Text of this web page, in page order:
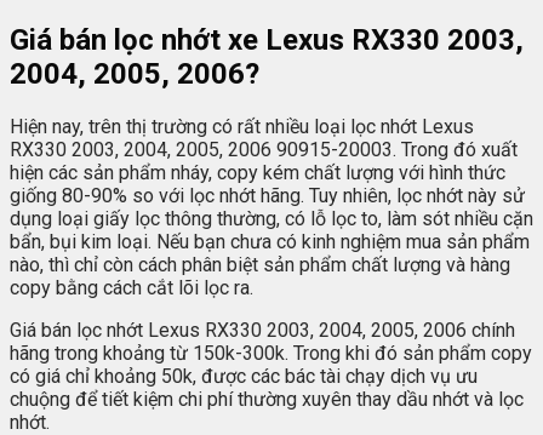
Giá bán lọc nhớt xe Lexus RX330 2003,
2004, 2005, 2006?
Hiện nay, trên thị trường có rất nhiều loại lọc nhớt Lexus
RX330 2003, 2004, 2005, 2006 90915-20003. Trong đó xuất
hiện các sản phẩm nháy, copy kém chất lượng với hình thức
giống 80-90% so với lọc nhớt hãng. Tuy nhiên, lọc nhớt này sử
dụng loại giấy lọc thông thường, có lỗ lọc to, làm sót nhiều cặn
bẩn, bụi kim loại. Nếu bạn chưa có kinh nghiệm mua sản phẩm
nào, thì chỉ còn cách phân biệt sản phẩm chất lượng và hàng
copy bằng cách cắt lõi lọc ra.
Giá bán lọc nhớt Lexus RX330 2003, 2004, 2005, 2006 chính
hãng trong khoảng từ 150k-300k. Trong khi đó sản phẩm copy
có giá chỉ khoảng 50k, được các bác tài chạy dịch vụ ưu
chuộng để tiết kiệm chi phí thường xuyên thay dầu nhớt và lọc
nhớt.